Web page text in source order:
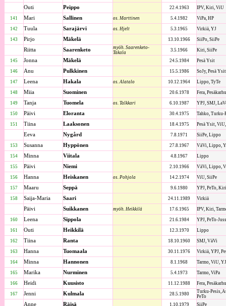
Outi Peippo 22.4.1963 IPV, Kiri, ViU
141 Mari Sallinen os. Marttinen 5.4.1982 ViPa, HP
142 Tuula Sarajärvi os. Hjelt 5.3.1965 Virkiä, YJ
143 Pirjo Mäkelä 13.10.1966 SiiPo, SiiPe
Riitta Saarenketo
myöh. Saarenketo-
Takala
3.5.1966 Kiri, SiiPe
145 Jonna Mäkelä 24.5.1984 Pesä Ysit
146 Anu Pulkkinen 15.5.1986 SoJy, Pesä
147 Leena Hakala os. Alatalo 10.12.1964 Lippo, TyTe
148 Miia Suominen 20.6.1978 Fera,
149 Tanja Tuomela os. Talkkari 6.10.1987 YPJ, SMJ,
150 Päivi Eloranta 30.4.1975 Tahko, Turku-
151 Tiina Laaksonen 18.4.1975 Pesä Ysit,
Eeva Nygård 7.8.1971 SiiPe, Lippo
153 Susanna Hyppönen 27.8.1967 VäVi, Lippo,
154 Minna Viitala 4.8.1967 Lippo
155 Päivi Niemi 2.10.1966 VäVi, Lippo,
156 Hanna Heiskanen os. Pohjola 14.2.1974 ViU, SiiPe
157 Maaru Seppä 9.6.1980 YPJ, PeTo,
158 Saija-Maria Saari 24.11.1989 Virkiä
Päivi Suikkanen myöh. Heikkilä 17.6.1965 IPV, Kiri,
160 Leena Sippola 21.6.1984 YPJ, PeTo-
161 Outi Heikkilä 12.3.1970 Lippo
162 Tiina Ranta 18.10.1960 SMJ, VäVi
163 Hanna Tuomaala 30.11.1976 Virkiä, YPJ,
164 Minna Hannonen 8.1.1968 Tarmo, ViU,
165 Marika Nurminen 5.4.1973 Tarmo, ViPa
166 Heidi Kuusisto 11.12.1988 Fera,
167 Jenni Kulmala 28.5.1980
Turku-Pesis,
PeTo
Anne Räisä 1.10.1979 SiiPe